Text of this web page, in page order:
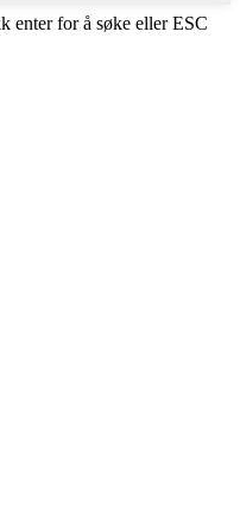
enter for å søke eller ESC